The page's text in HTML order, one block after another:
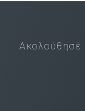
Ακολούθησέ